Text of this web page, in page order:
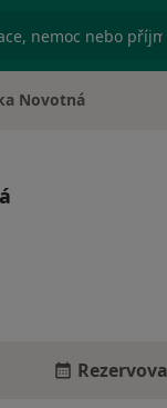
nemoc nebo
Novotná